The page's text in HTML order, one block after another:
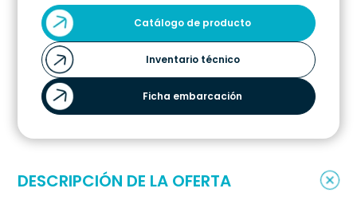
Catálogo de producto
Inventario técnico
Ficha embarcación
DESCRIPCIÓN DE LA OFERTA